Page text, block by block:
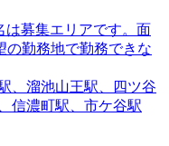
募集エリアです。面
の勤務地で勤務できな
、溜池山王駅、四ツ谷
信濃町駅、市ケ谷駅